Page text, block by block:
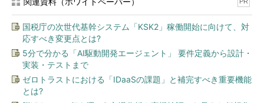
Pre-staged app cleanup"
●手順（4）
「ローカルグループポリシーエディター」（Gpedit.msc）を
開き、次の3つのポリシーを有効化します（
国税庁の次世代基幹システム「KSK2」稼働開始に向けて、対
応すべき変更点とは?
5分で分かる「AI駆動開発エージェント」 要件定義から設計・
実装・テストまで
ゼロトラストにおける「IDaaSの課題」と補完すべき重要機能
とは?